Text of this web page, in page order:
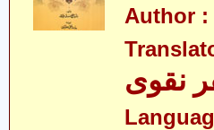
Author :
نقوی